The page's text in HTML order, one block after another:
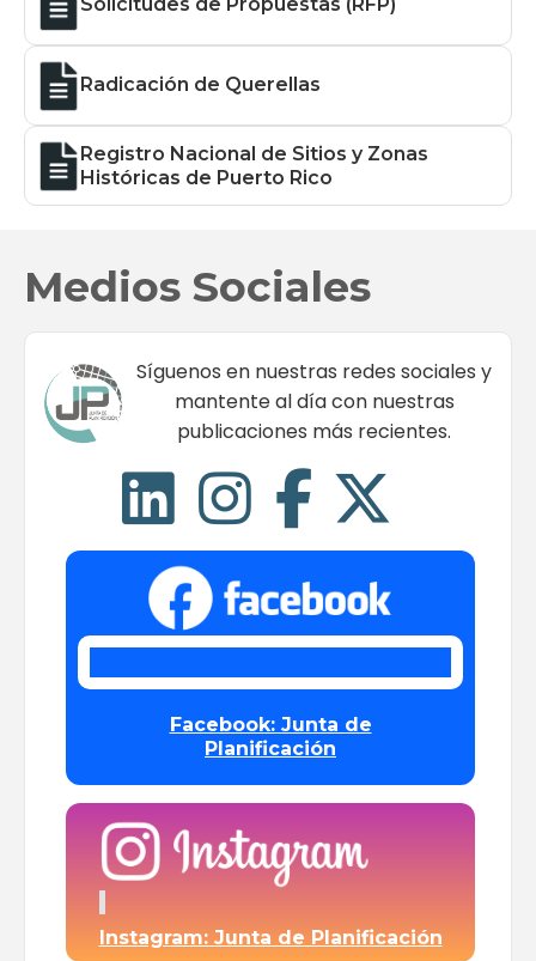
Radicación de Querellas
Registro Nacional de Sitios y Zonas
Históricas de Puerto Rico
Medios Sociales
Síguenos en nuestras redes sociales y
mantente al día con nuestras
publicaciones más recientes.
   
Facebook: Junta de
Planificación
Instagram: Junta de Planificación